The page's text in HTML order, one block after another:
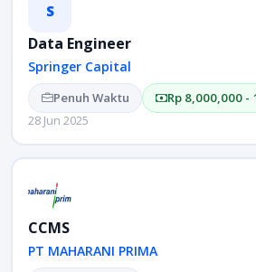
S
Data Engineer
Springer Capital
Penuh Waktu Rp 8,000,000 -
28 Jun 2025
CCMS
PT MAHARANI PRIMA